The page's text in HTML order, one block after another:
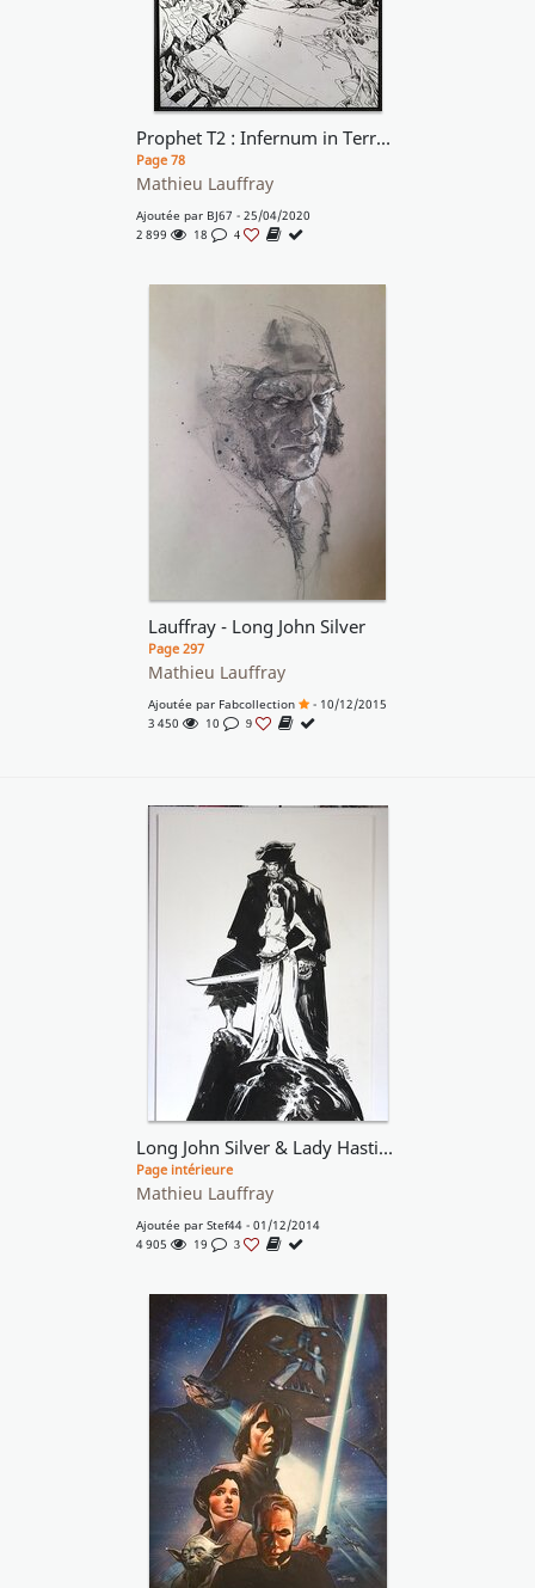
Prophet T2 : Infernum in Terra - Page titre de l'EO du T2
Page 78
Mathieu Lauffray
Ajoutée par BJ67 - 25/04/2020
2 899
18 4
Lauffray - Long John Silver
Page 297
Mathieu Lauffray
Ajoutée par Fabcollection
- 10/12/2015
3 450
10 9
Long John Silver & Lady Hastings
Page intérieure
Mathieu Lauffray
Ajoutée par Stef44 - 01/12/2014
4 905
19 3